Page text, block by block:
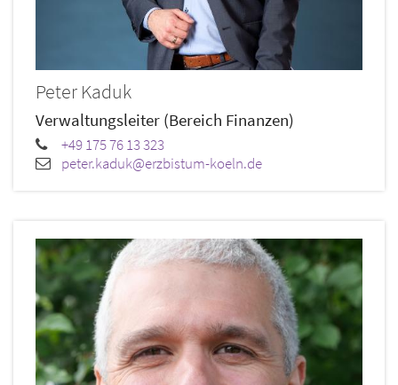
Peter Kaduk
Verwaltungsleiter (Bereich Finanzen)
+49 175 76 13 323
peter.kaduk@erzbistum-koeln.de